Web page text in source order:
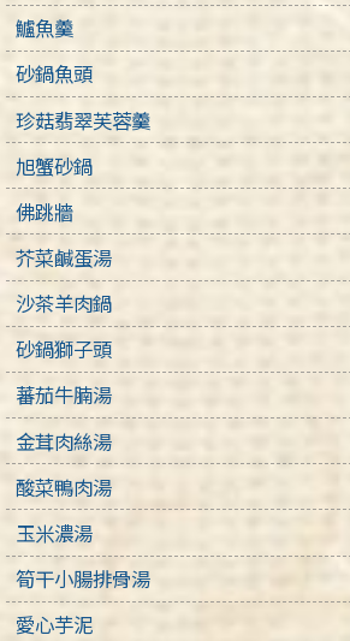
鱸魚羹
砂鍋魚頭
珍菇翡翠芙蓉羹
旭蟹砂鍋
佛跳牆
芥菜鹹蛋湯
沙茶羊肉鍋
砂鍋獅子頭
蕃茄牛腩湯
金茸肉絲湯
酸菜鴨肉湯
玉米濃湯
筍干小腸排骨湯
愛心芋泥